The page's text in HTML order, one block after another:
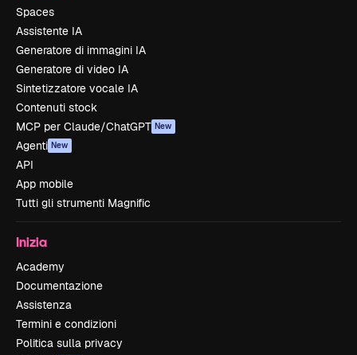
Spaces
Assistente IA
Generatore di immagini IA
Generatore di video IA
Sintetizzatore vocale IA
Contenuti stock
MCP per Claude/ChatGPT New
Agenti New
API
App mobile
Tutti gli strumenti Magnific
Inizia
Academy
Documentazione
Assistenza
Termini e condizioni
Politica sulla privacy